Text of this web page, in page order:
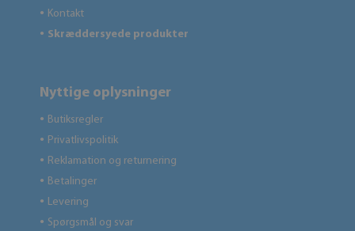
● Kontakt
● Skræddersyede produkter
Nyttige oplysninger
● Butiksregler
● Privatlivspolitik
● Reklamation og returnering
● Betalinger
● Levering
● Spørgsmål og svar